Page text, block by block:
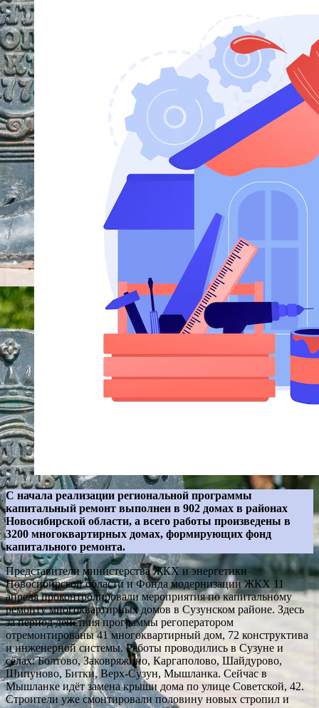
С начала реализации региональной программы
капитальный ремонт выполнен в 902 домах в районах
Новосибирской области, а всего работы произведены в
3200 многоквартирных домах, формирующих фонд
капитального ремонта.
Представители министерства ЖКХ и энергетики
Новосибирской области и Фонда модернизации ЖКХ 11
апреля проконтролировали мероприятия по капитальному
ремонту многоквартирных домов в Сузунском районе. Здесь
за период действия программы регоператором
отремонтированы 41 многоквартирный дом, 72 конструктива
и инженерной системы. Работы проводились в Сузуне и
сёлах: Болтово, Заковряжино, Каргаполово, Шайдурово,
Шипуново, Битки, Верх-Сузун, Мышланка. Сейчас в
Мышланке идёт замена крыши дома по улице Советской, 42.
Строители уже смонтировали половину новых стропил и